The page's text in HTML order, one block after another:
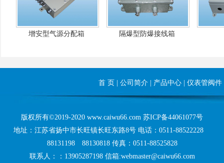
增安型气源分配箱 隔爆型防爆接线箱
首 页 公司简介| 产品中心| 仪表管阀件
版权所有©2019-2020 www.caiwu66.com 苏ICP备44061077号
地址：江苏省扬中市长旺镇长旺东路8号 电话：0511-88522228
88131198 88130818 传真：0511-88525828
联系人：：13905287198 信箱:webmaster@caiwu66.com